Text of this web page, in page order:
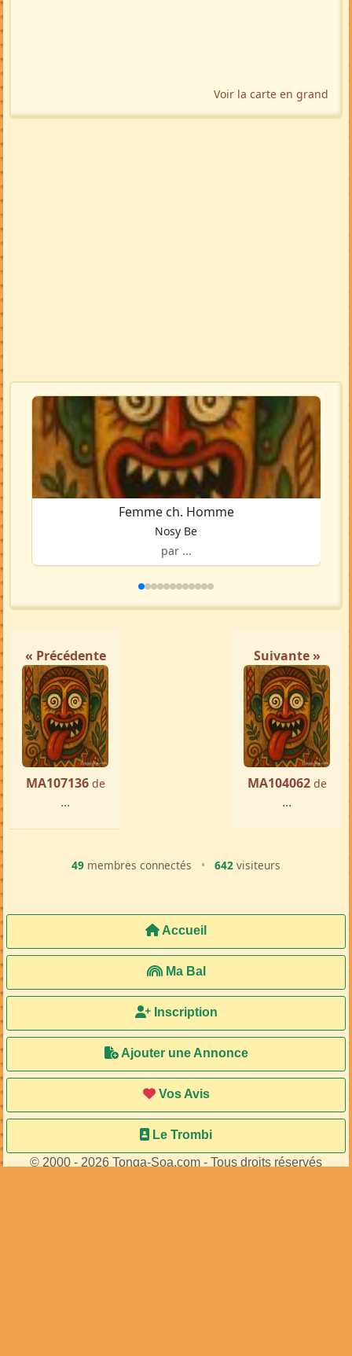
Voir la carte en grand
Femme ch. Homme
Nosy Be
par ...
« Précédente
MA107136 de
...
Suivante »
MA104062 de
...
49 membres connectés • 642 visiteurs
Accueil
Ma Bal
Inscription
Ajouter une Annonce
Vos Avis
Le Trombi
© 2000 - 2026 Tonga-Soa.com - Tous droits réservés